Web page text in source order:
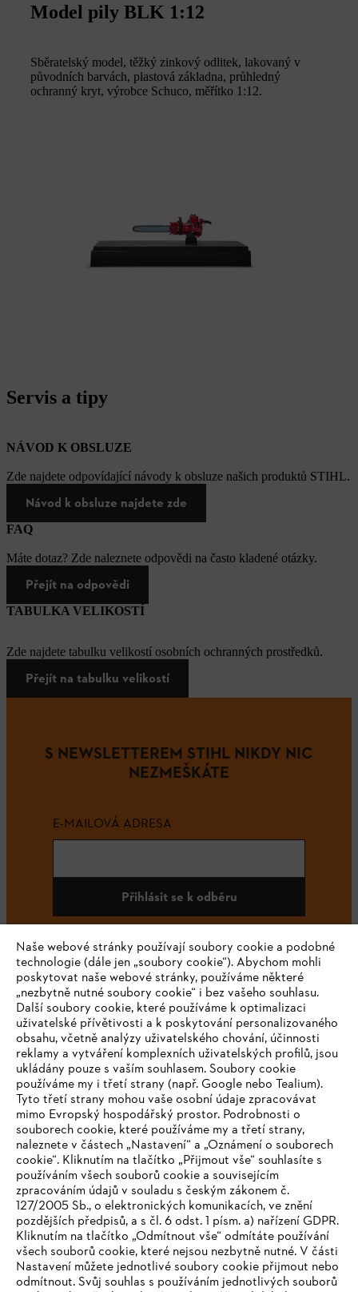
Model pily BLK 1:12
Sběratelský model, těžký zinkový odlitek, lakovaný v
původních barvách, plastová základna, průhledný
ochranný kryt, výrobce Schuco, měřítko 1:12.
Servis a tipy
NÁVOD K OBSLUZE
Zde najdete odpovídající návody k obsluze našich produktů STIHL.
Návod k obsluze najdete zde
FAQ
Máte dotaz? Zde naleznete odpovědi na často kladené otázky.
Přejít na odpovědi
TABULKA VELIKOSTÍ
Zde najdete tabulku velikostí osobních ochranných prostředků.
Přejít na tabulku velikostí
S NEWSLETTEREM STIHL NIKDY NIC
NEZMEŠKÁTE
E-MAILOVÁ ADRESA
Přihlásit se k odběru
#STIHL
Společnost
STIHL FAQ
Služby
IHR BROWSER WIRD NICHT
UNTERSTÜTZT
Naše webové stránky používají soubory cookie a podobné
technologie (dále jen „soubory cookie“). Abychom mohli
poskytovat naše webové stránky, používáme některé
„nezbytně nutné soubory cookie“ i bez vašeho souhlasu.
Další soubory cookie, které používáme k optimalizaci
uživatelské přívětivosti a k poskytování personalizovaného
obsahu, včetně analýzy uživatelského chování, účinnosti
reklamy a vytváření komplexních uživatelských profilů, jsou
ukládány pouze s vaším souhlasem. Soubory cookie
používáme my i třetí strany (např. Google nebo Tealium).
Tyto třetí strany mohou vaše osobní údaje zpracovávat
mimo Evropský hospodářský prostor. Podrobnosti o
souborech cookie, které používáme my a třetí strany,
naleznete v částech „Nastavení“ a „Oznámení o souborech
cookie“. Kliknutím na tlačítko „Přijmout vše“ souhlasíte s
používáním všech souborů cookie a souvisejícím
zpracováním údajů v souladu s českým zákonem č.
127/2005 Sb., o elektronických komunikacích, ve znění
pozdějších předpisů, a s čl. 6 odst. 1 písm. a) nařízení GDPR.
Kliknutím na tlačítko „Odmítnout vše“ odmítáte používání
všech souborů cookie, které nejsou nezbytně nutné. V části
Nastavení můžete jednotlivé soubory cookie přijmout nebo
odmítnout. Svůj souhlas s používáním jednotlivých souborů